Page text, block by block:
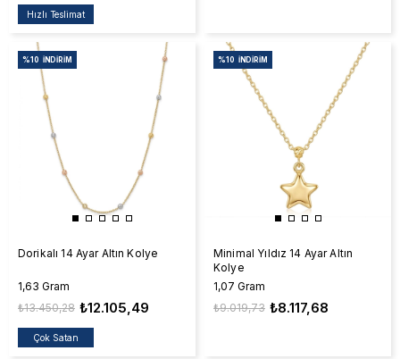
Hızlı Teslimat
Dorikalı 14 Ayar Altın Kolye
1,63 Gram
₺12.105,49
₺13.450,28
Çok Satan
%10 İNDIRIM
Minimal Yıldız 14 Ayar Altın
Kolye
1,07 Gram
₺8.117,68
₺9.019,73
%10 İNDIRIM